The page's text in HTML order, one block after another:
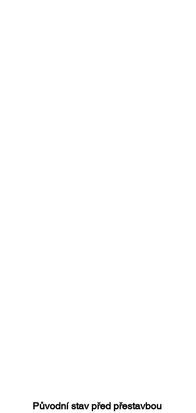
Původní stav před přestavbou